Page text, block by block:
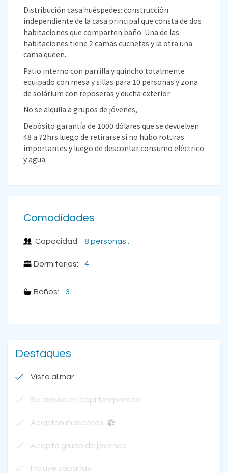
Distribución casa huéspedes: construcción
independiente de la casa principal que consta de dos
habitaciones que comparten baño. Una de las
habitaciones tiene 2 camas cuchetas y la otra una
cama queen.
Patio interno con parrilla y quincho totalmente
equipado con mesa y sillas para 10 personas y zona
de solárium con reposeras y ducha exterior.
No se alquila a grupos de jóvenes,
Depósito garantía de 1000 dólares que se devuelven
48 a 72hrs luego de retirarse si no hubo roturas
importantes y luego de descontar consumo eléctrico
y agua.
Comodidades
Capacidad
Dormitorios:
8 personas .
4
Baños: 3
Destaques
Vista al mar
Se alquila en baja temporada
Aceptan mascotas
Acepta grupo de jóvenes
Incluye sábanas